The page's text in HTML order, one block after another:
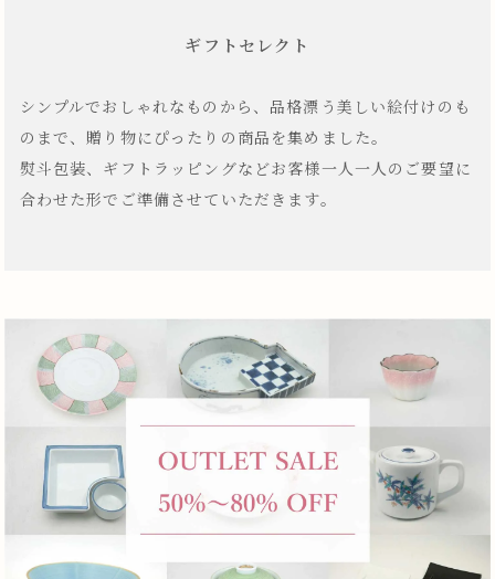
ギフトセレクト
シンプルでおしゃれなものから、品格漂う美しい絵付けのも
のまで、贈り物にぴったりの商品を集めました。
熨斗包装、ギフトラッピングなどお客様一人一人のご要望に
合わせた形でご準備させていただきます。